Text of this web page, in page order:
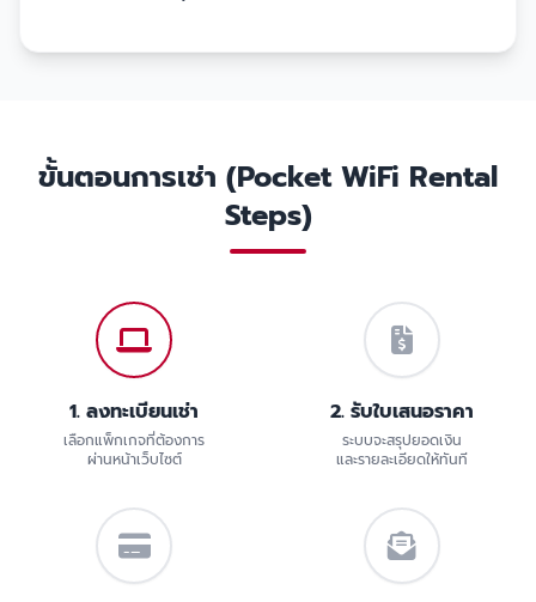
ขั้นตอนการเช่า (Pocket WiFi Rental
Steps)
1. ลงทะเบียนเช่า
เลือกแพ็กเกจที่ต้องการ
ผ่านหน้าเว็บไซต์
2. รับใบเสนอราคา
ระบบจะสรุปยอดเงิน
และรายละเอียดให้ทันที